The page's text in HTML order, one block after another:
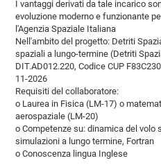
I vantaggi derivati da tale incarico
evoluzione moderno e funzionante
l'Agenzia Spaziale Italiana
Nell'ambito del progetto: Detriti
spaziali a lungo-termine (Detriti
DIT.AD012.220, Codice CUP
11-2026
Requisiti del collaboratore:
o Laurea in Fisica (LM-17) o
aerospaziale (LM-20)
o Competenze su: dinamica del volo
simulazioni a lungo termine, Fortran
o Conoscenza lingua Inglese